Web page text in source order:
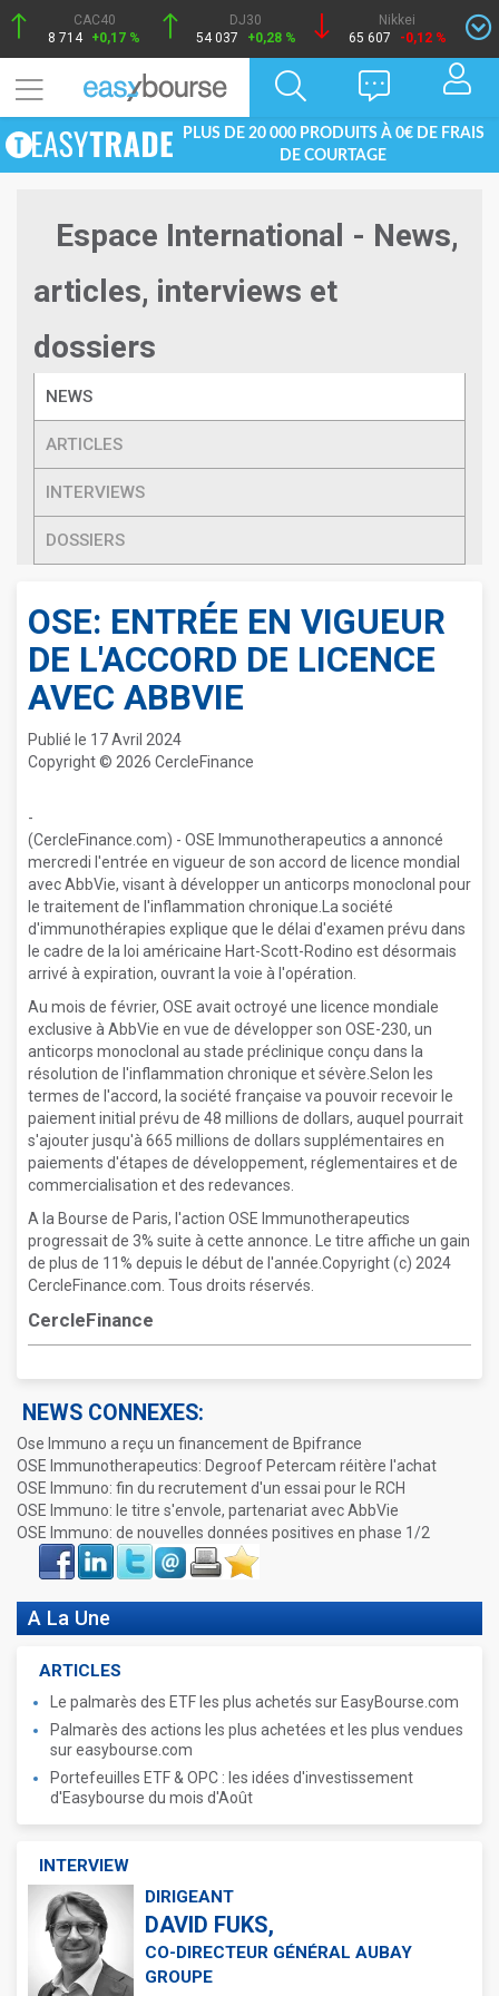
CAC40
8 714 +0,17 %
DJ30
54 037
+0,28 %
Nikkei
65 607
-0,12 %
PLUS DE 20 000 PRODUITS À 0€ DE FRAIS
DE COURTAGE
Espace International - News,
articles, interviews et
dossiers
NEWS
ARTICLES
INTERVIEWS
DOSSIERS
OSE: ENTRÉE EN VIGUEUR
DE L'ACCORD DE LICENCE
AVEC ABBVIE
Publié le 17 Avril 2024
Copyright © 2026 CercleFinance
-
(CercleFinance.com) - OSE Immunotherapeutics a annoncé
mercredi l'entrée en vigueur de son accord de licence mondial
avec AbbVie, visant à développer un anticorps monoclonal pour
le traitement de l'inflammation chronique.La société
d'immunothérapies explique que le délai d'examen prévu dans
le cadre de la loi américaine Hart-Scott-Rodino est désormais
arrivé à expiration, ouvrant la voie à l'opération.
Au mois de février, OSE avait octroyé une licence mondiale
exclusive à AbbVie en vue de développer son OSE-230, un
anticorps monoclonal au stade préclinique conçu dans la
résolution de l'inflammation chronique et sévère.Selon les
termes de l'accord, la société française va pouvoir recevoir le
paiement initial prévu de 48 millions de dollars, auquel pourrait
s'ajouter jusqu'à 665 millions de dollars supplémentaires en
paiements d'étapes de développement, réglementaires et de
commercialisation et des redevances.
A la Bourse de Paris, l'action OSE Immunotherapeutics
progressait de 3% suite à cette annonce. Le titre affiche un gain
de plus de 11% depuis le début de l'année.Copyright (c) 2024
CercleFinance.com. Tous droits réservés.
CercleFinance
NEWS CONNEXES:
Ose Immuno a reçu un financement de Bpifrance
OSE Immunotherapeutics: Degroof Petercam réitère l'achat
OSE Immuno: fin du recrutement d'un essai pour le RCH
OSE Immuno: le titre s'envole, partenariat avec AbbVie
OSE Immuno: de nouvelles données positives en phase 1/2
Face
book
LinkIn Twitter Envoyer ImprimerFavoris
A La Une
ARTICLES
Le palmarès des ETF les plus achetés sur EasyBourse.com
Palmarès des actions les plus achetées et les plus vendues
sur easybourse.com
Portefeuilles ETF & OPC : les idées d'investissement
d'Easybourse du mois d'Août
INTERVIEW
DIRIGEANT
DAVID FUKS,
CO-DIRECTEUR GÉNÉRAL AUBAY
GROUPE